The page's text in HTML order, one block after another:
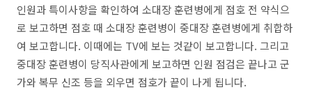
인원과 특이사항을 확인하여 소대장 훈련병에게 점호 전 약식으
로 보고하면 점호 때 소대장 훈련병이 중대장 훈련병에게 취합하
여 보고합니다. 이때에는 TV에 보는 것같이 보고합니다. 그리고
중대장 훈련병이 당직사관에게 보고하면 인원 점검은 끝나고 군
가와 복무 신조 등을 외우면 점호가 끝이 나게 됩니다.